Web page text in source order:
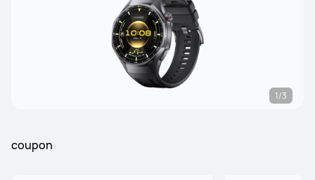
1/3
coupon